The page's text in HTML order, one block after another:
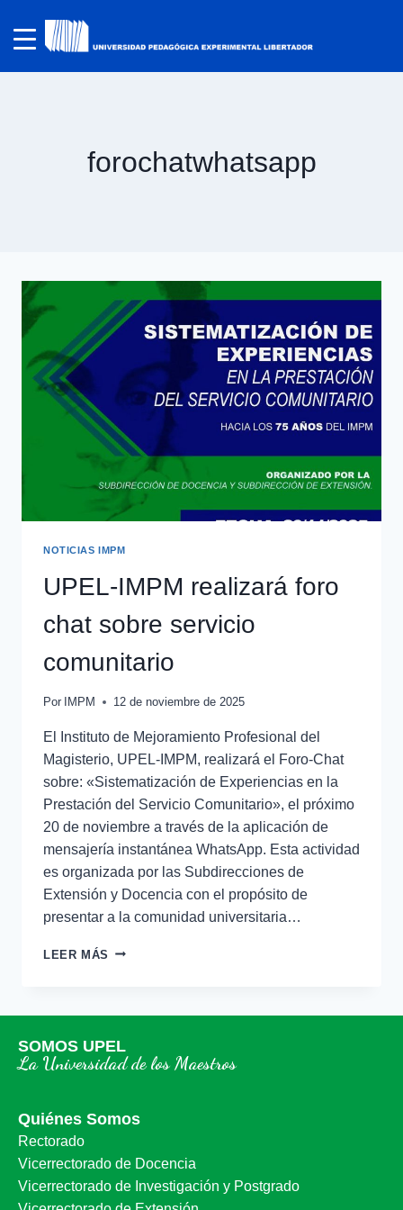
forochatwhatsapp
NOTICIAS IMPM
UPEL-IMPM realizará foro
chat sobre servicio
comunitario
Por IMPM 12 de noviembre de 2025
El Instituto de Mejoramiento Profesional del
Magisterio, UPEL-IMPM, realizará el Foro-Chat
sobre: «Sistematización de Experiencias en la
Prestación del Servicio Comunitario», el próximo
20 de noviembre a través de la aplicación de
mensajería instantánea WhatsApp. Esta actividad
es organizada por las Subdirecciones de
Extensión y Docencia con el propósito de
presentar a la comunidad universitaria…
LEER MÁS
SOMOS UPEL
La Universidad de los Maestros
Quiénes Somos
Rectorado
Vicerrectorado de Docencia
Vicerrectorado de Investigación y Postgrado